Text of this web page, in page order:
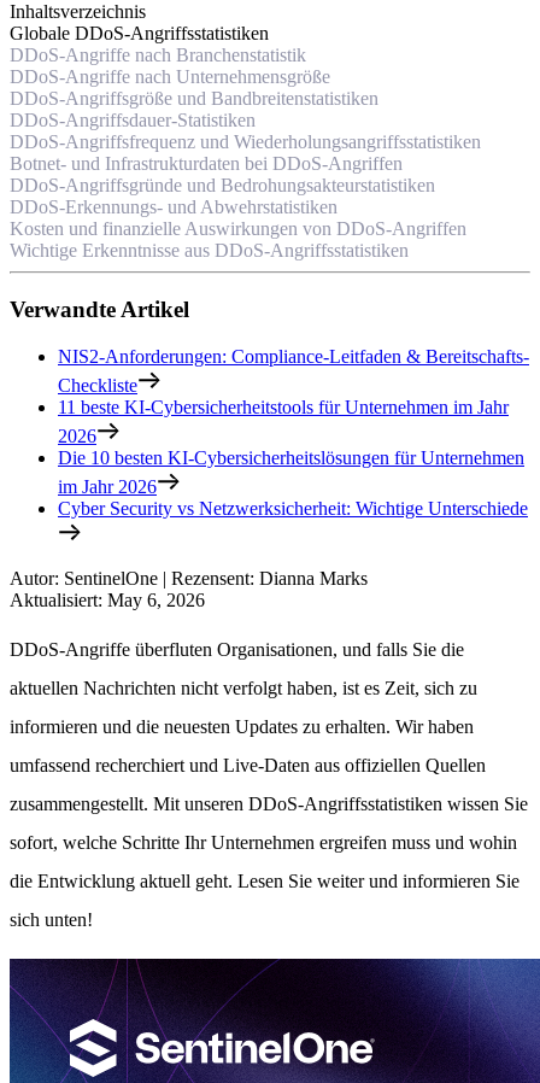
Inhaltsverzeichnis
Globale DDoS-Angriffsstatistiken
DDoS-Angriffe nach Branchenstatistik
DDoS-Angriffe nach Unternehmensgröße
DDoS-Angriffsgröße und Bandbreitenstatistiken
DDoS-Angriffsdauer-Statistiken
DDoS-Angriffsfrequenz und Wiederholungsangriffsstatistiken
Botnet- und Infrastrukturdaten bei DDoS-Angriffen
DDoS-Angriffsgründe und Bedrohungsakteurstatistiken
DDoS-Erkennungs- und Abwehrstatistiken
Kosten und finanzielle Auswirkungen von DDoS-Angriffen
Wichtige Erkenntnisse aus DDoS-Angriffsstatistiken
Verwandte Artikel
NIS2-Anforderungen: Compliance-Leitfaden & Bereitschafts-
Checkliste
11 beste KI-Cybersicherheitstools für Unternehmen im Jahr
2026
Die 10 besten KI-Cybersicherheitslösungen für Unternehmen
im Jahr 2026
Cyber Security vs Netzwerksicherheit: Wichtige Unterschiede
Autor: SentinelOne | Rezensent: Dianna Marks
Aktualisiert: May 6, 2026
DDoS-Angriffe überfluten Organisationen, und falls Sie die
aktuellen Nachrichten nicht verfolgt haben, ist es Zeit, sich zu
informieren und die neuesten Updates zu erhalten. Wir haben
umfassend recherchiert und Live-Daten aus offiziellen Quellen
zusammengestellt. Mit unseren DDoS-Angriffsstatistiken wissen Sie
sofort, welche Schritte Ihr Unternehmen ergreifen muss und wohin
die Entwicklung aktuell geht. Lesen Sie weiter und informieren Sie
sich unten!